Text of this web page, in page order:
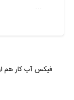
…
فیکس آپ کار هم